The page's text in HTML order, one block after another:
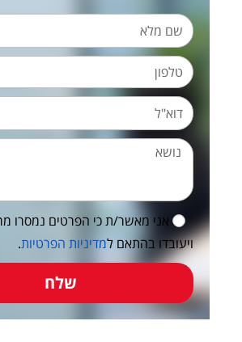
אני מאשר/ת כי הפרטים נמסרו
ויעובדו בהתאם למדיניות הפרטיות.
שלח